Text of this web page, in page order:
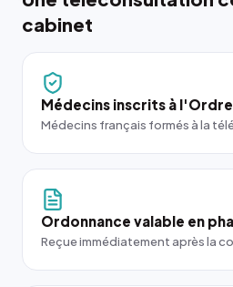
cabinet
Médecins inscrits à l'Ordre
Médecins français formés à la
Ordonnance valable en
Reçue immédiatement après la